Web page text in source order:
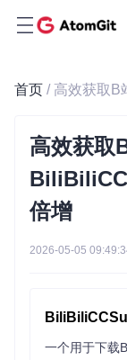
首页
高效获取
倍增
2026-05-05
一个用于下载